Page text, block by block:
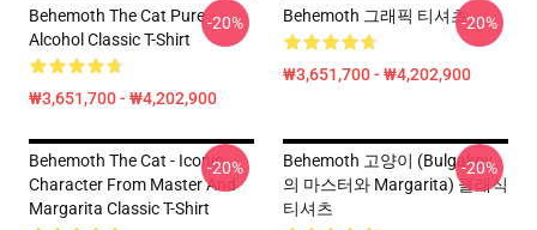
Behemoth The Cat Pure
Alcohol Classic T-Shirt
₩3,651,700 - ₩4,202,900
-20% Behemoth 그래픽 티셔츠
₩3,651,700 - ₩4,202,900
-20%
Behemoth The Cat - Iconic
Character From Master And
Margarita Classic T-Shirt
-20%
Behemoth 고양이 (Bulgakov
의 마스터와 Margarita) 클래식
티셔츠
-20%